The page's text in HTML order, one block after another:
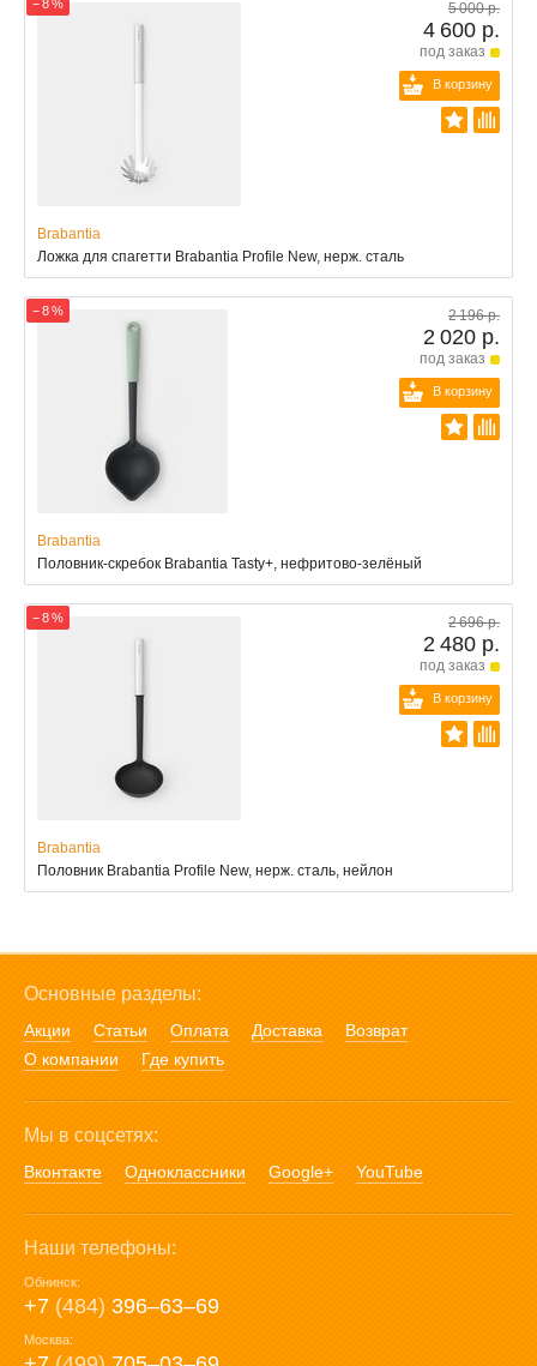
− 8 % 5 000 р.
4 600 р.
под заказ
В корзину
Brabantia
Ложка для спагетти Brabantia Profile New, нерж. сталь
− 8 % 2 196 р.
2 020 р.
под заказ
В корзину
Brabantia
Половник-скребок Brabantia Tasty+, нефритово-зелёный
− 8 % 2 696 р.
2 480 р.
под заказ
В корзину
Brabantia
Половник Brabantia Profile New, нерж. сталь, нейлон
Основные разделы:
Акции Статьи Оплата Доставка
Возврат
О компании
Где купить
Мы в соцсетях:
Вконтакте Одноклассники Google+ YouTube
Наши телефоны:
Обнинск:
+7 (484) 396‒63‒69
Москва: